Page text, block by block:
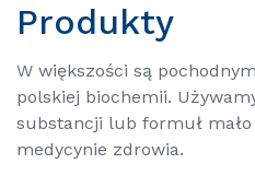
Produkty
W większości są
polskiej biochemii.
substancji lub formuł
medycynie zdrowia.